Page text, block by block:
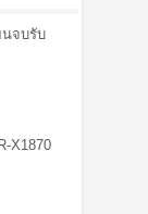
จบรับ
X1870